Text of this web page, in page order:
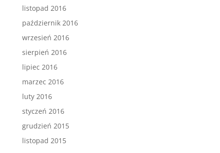
listopad 2016
październik 2016
wrzesień 2016
sierpień 2016
lipiec 2016
marzec 2016
luty 2016
styczeń 2016
grudzień 2015
listopad 2015